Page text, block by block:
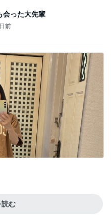
会った大先輩
前
読む